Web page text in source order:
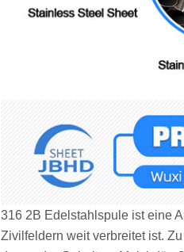
316 2B Edelstahlspule ist eine
Zivilfeldern weit verbreitet ist.